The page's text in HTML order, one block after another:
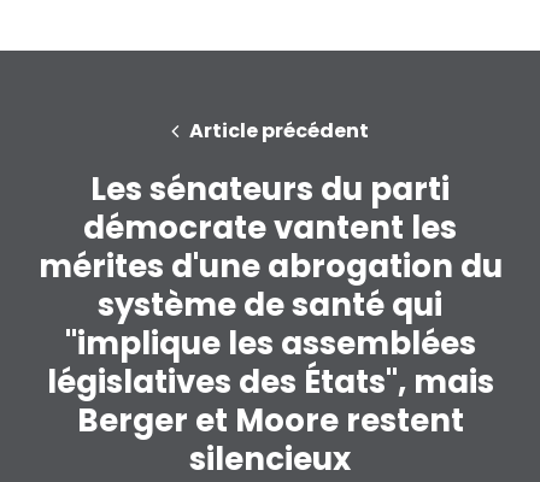
Article précédent
Les sénateurs du parti
démocrate vantent les
mérites d'une abrogation du
système de santé qui
"implique les assemblées
législatives des États", mais
Berger et Moore restent
silencieux